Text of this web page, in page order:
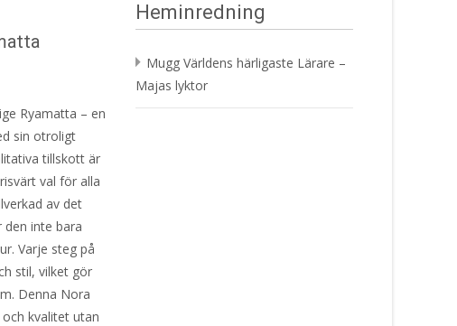
Ryamatta – en
sin otroligt
tillskott är
val för alla
av det
den inte bara
Varje steg på
stil, vilket gör
Denna Nora
kvalitet utan
Heminredning
Mugg Världens härligaste Lärare –
Majas lyktor